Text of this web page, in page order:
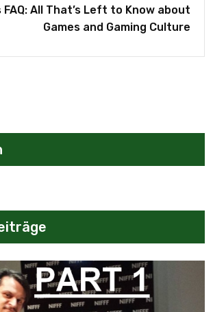
FAQ: All That’s Left to Know about
Games and Gaming Culture